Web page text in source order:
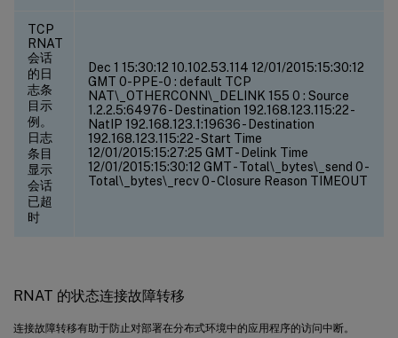
TCP
RNAT
会话
的日
志条
目示
例。
日志
条目
显示
会话
已超
时
Dec 1 15:30:12 10.102.53.114 12/01/2015:15:30:12
GMT 0-PPE-0 : default TCP
NAT\_OTHERCONN\_DELINK 155 0 : Source
1.2.2.5:64976 - Destination 192.168.123.115:22 -
NatIP 192.168.123.1:19636 - Destination
192.168.123.115:22 - Start Time
12/01/2015:15:27:25 GMT - Delink Time
12/01/2015:15:30:12 GMT - Total\_bytes\_send 0 -
Total\_bytes\_recv 0 - Closure Reason TIMEOUT
RNAT 的状态连接故障转移
连接故障转移有助于防止对部署在分布式环境中的应用程序的访问中断。